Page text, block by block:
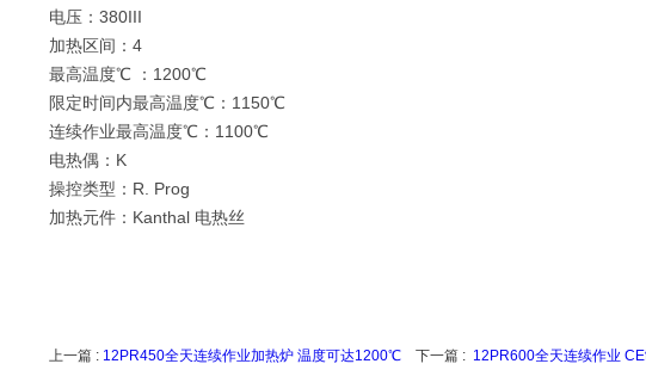
电压：380III
加热区间：4
最高温度℃ ：1200℃
限定时间内最高温度℃：1150℃
连续作业最高温度℃：1100℃
电热偶：K
操控类型：R. Prog
加热元件：Kanthal 电热丝
上一篇 : 12PR450全天连续作业加热炉 温度可达1200℃ 下一篇 : 12PR600全天连续作业